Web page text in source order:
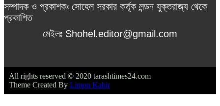
সম্পাদক ও প্রকাশকঃ সোহেল সরকার কর্তৃক লন্ডন যুক্তরাজ্য থেকে
প্রকাশিত
মেইলঃ Shohel.editor@gmail.com
All rights reserved © 2020 tarashtimes24.com
Theme Created By Limon Kabir